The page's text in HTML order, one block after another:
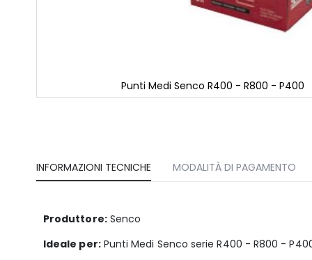
Punti Medi Senco R400 - R800 - P400
immagini
INFORMAZIONI TECNICHE
Produttore:Senco
Ideale per:Punti Medi Senco serie R400 - R800 -
MODALITÀ DI PAGAMENTO